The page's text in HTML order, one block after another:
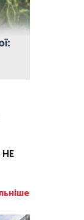
НЕ